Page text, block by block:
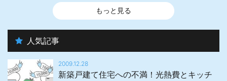
もっと見る
人気記事
2009.12.28
新築戸建て住宅への不満！光熱費とキッチ